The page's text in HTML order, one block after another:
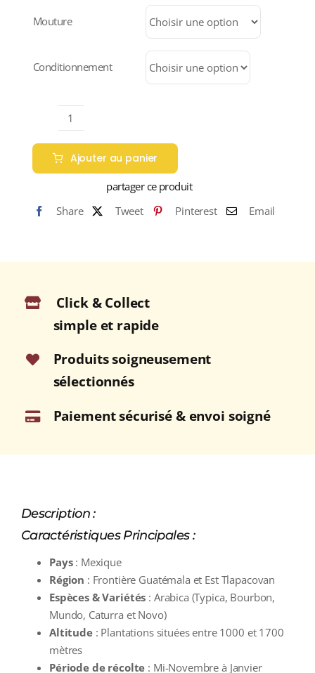
prix :
8,85 €
à
35,40 €
Mouture
Conditionnement
quantité
de
MEXIQUE
"ALTURA"
BIO
Ajouter au panier
partager ce produit
Share
Tweet Pinterest Email
Click & Collect
simple et rapide
Produits soigneusement
sélectionnés
Paiement sécurisé & envoi soigné
Description :
Caractéristiques Principales :
Pays: Mexique
Région : Frontière Guatémala et Est Tlapacovan
Espèces & Variétés : Arabica (Typica, Bourbon,
Mundo, Caturra et Novo)
Altitude: Plantations situées entre 1000 et 1700
mètres
Période de récolte : Mi-Novembre à Janvier